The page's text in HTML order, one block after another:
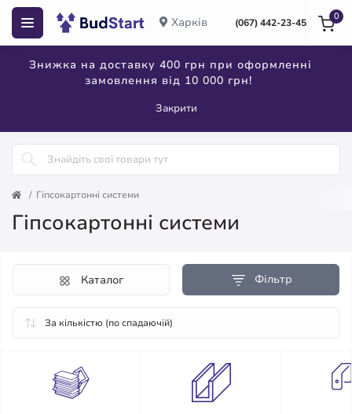
Харків (067) 442-23-45
Знижка на доставку 400 грн при оформленні
замовлення від 10 000 грн!
Закрити
0
Гіпсокартонні системи
Гіпсокартонні системи
Фільтр
Каталог